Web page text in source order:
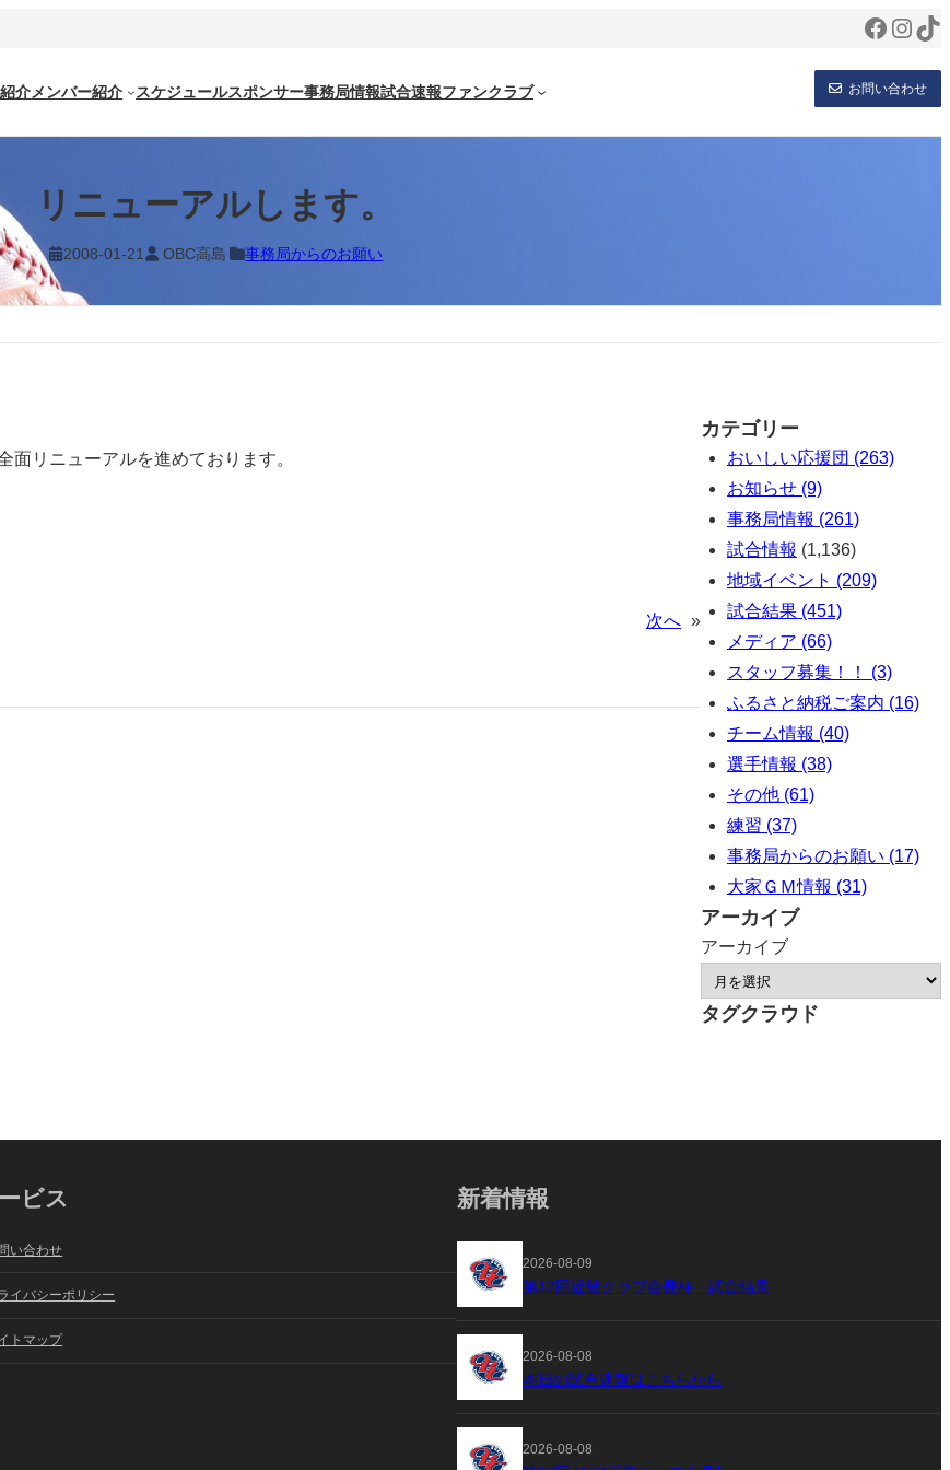
介メンバー紹介 スケジュールスポンサー事務局情報試合速報ファンクラブ お問い合わせ
リニューアルします。
2008-01-21 OBC高島 事務局からのお願い
リニューアルを進めております。
次へ »
カテゴリー
おいしい応援団 (263)
お知らせ (9)
事務局情報 (261)
試合情報 (1,136)
地域イベント (209)
試合結果 (451)
メディア (66)
スタッフ募集！！ (3)
ふるさと納税ご案内 (16)
チーム情報 (40)
選手情報 (38)
その他 (61)
練習 (37)
事務局からのお願い (17)
大家ＧＭ情報 (31)
アーカイブ
アーカイブ
タグクラウド
ビス
い合わせ
イバシーポリシー
トマップ
新着情報
2026-08-09
第12回近畿クラブ会長杯 試合結果
2026-08-08
本日の試合速報はこちらから
2026-08-08